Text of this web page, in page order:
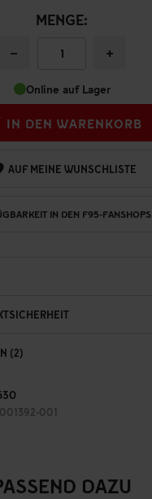
MENGE:
− +
Online auf Lager
IN DEN WARENKORB
AUF MEINE WUNSCHLISTE
IN DEN F95-FANSHOPS
(2)
001
DAZU